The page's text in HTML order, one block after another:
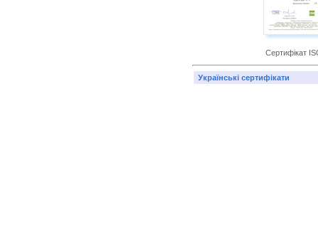
Сертифікат
Українські сертифікати